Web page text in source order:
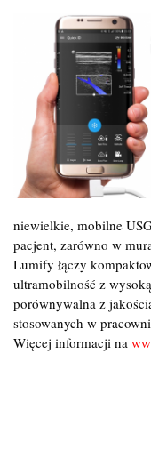
niewielkie, mobilne
pacjent, zarówno w
Lumify łączy
ultramobilność z
porównywalna z
stosowanych w
Więcej informacji na